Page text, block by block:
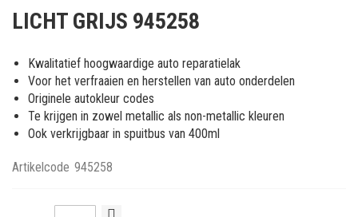
van
afbeeldingen-
gallerij
LICHT GRIJS 945258
Kwalitatief hoogwaardige auto reparatielak
Voor het verfraaien en herstellen van auto onderdelen
Originele autokleur codes
Te krijgen in zowel metallic als non-metallic kleuren
Ook verkrijgbaar in spuitbus van 400ml
Artikelcode 945258